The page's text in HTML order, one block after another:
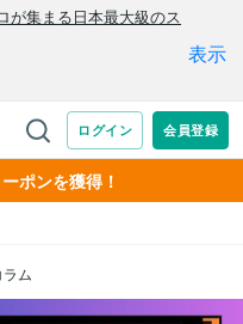
ポンを獲得！
ラム